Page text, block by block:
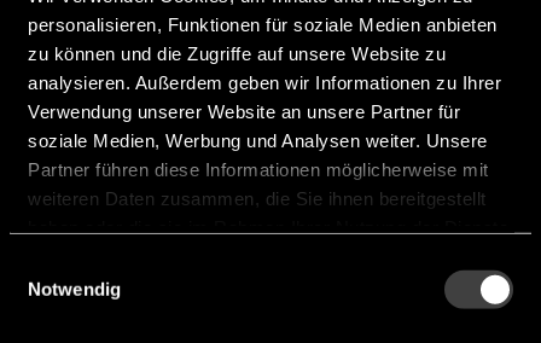
personalisieren, Funktionen für soziale Medien anbieten
zu können und die Zugriffe auf unsere Website zu
analysieren. Außerdem geben wir Informationen zu Ihrer
Verwendung unserer Website an unsere Partner für
soziale Medien, Werbung und Analysen weiter. Unsere
Partner führen diese Informationen möglicherweise mit
weiteren Daten zusammen, die Sie ihnen bereitgestellt
Notwendig
Frequency [Hz]:320 Hz ... 20.000 Hz
Hersteller: Veco
3411KFG04T-040-1